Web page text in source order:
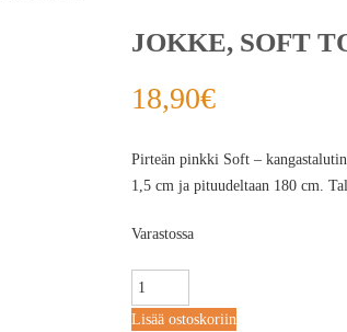
JOKKE, SOFT
18,90€
Pirteän pinkki Soft –
1,5 cm ja pituudeltaan 180 cm.
Varastossa
Lisää ostoskoriin